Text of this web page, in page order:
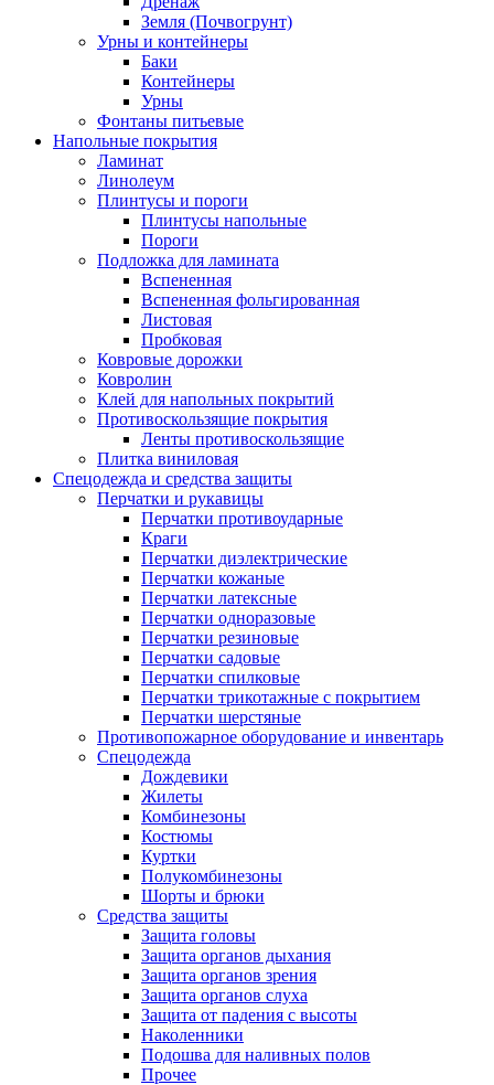
Земля (Почвогрунт)
Урны и контейнеры
Баки
Контейнеры
Урны
Фонтаны питьевые
Напольные покрытия
Ламинат
Линолеум
Плинтусы и пороги
Плинтусы напольные
Пороги
Подложка для ламината
Вспененная
Вспененная фольгированная
Листовая
Пробковая
Ковровые дорожки
Ковролин
Клей для напольных покрытий
Противоскользящие покрытия
Ленты противоскользящие
Плитка виниловая
Спецодежда и средства защиты
Перчатки и рукавицы
Перчатки противоударные
Краги
Перчатки диэлектрические
Перчатки кожаные
Перчатки латексные
Перчатки одноразовые
Перчатки резиновые
Перчатки садовые
Перчатки спилковые
Перчатки трикотажные с покрытием
Перчатки шерстяные
Противопожарное оборудование и инвентарь
Спецодежда
Дождевики
Жилеты
Комбинезоны
Костюмы
Куртки
Полукомбинезоны
Шорты и брюки
Средства защиты
Защита головы
Защита органов дыхания
Защита органов зрения
Защита органов слуха
Защита от падения с высоты
Наколенники
Подошва для наливных полов
Прочее